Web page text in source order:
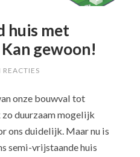
huis met
gewoon!
REACTIES
onze bouwval tot
duurzaam mogelijk
ons duidelijk. Maar nu is
semi-vrijstaande huis